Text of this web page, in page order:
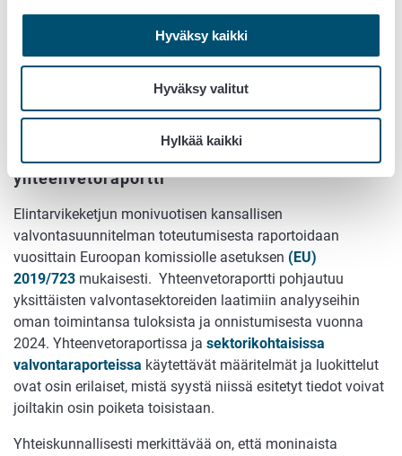
Hyväksy kaikki
Hyväksy valitut
Hylkää kaikki
sairastuneiden määrä oli pienempi kuin vuonna 2023.
Vuonna 2024 norovirus oli aiempien vuosien tapaan yleisin
tunnistettu yksittäinen taudinaiheuttaja
elintarvikevälitteisissä epidemioissa. Sekä raportoitujen
epidemioiden että niissä sairastuneiden henkilöiden
määrät vaihtelevat tyypillisesti eri vuosien välillä.
Euroopan komissiolle toimitettava
yhteenvetoraportti
Elintarvikeketjun monivuotisen kansallisen
valvontasuunnitelman toteutumisesta raportoidaan
vuosittain Euroopan komissiolle asetuksen (EU)
2019/723 mukaisesti. Yhteenvetoraportti pohjautuu
yksittäisten valvontasektoreiden laatimiin analyyseihin
oman toimintansa tuloksista ja onnistumisesta vuonna
2024. Yhteenvetoraportissa ja sektorikohtaisissa
valvontaraporteissa käytettävät määritelmät ja luokittelut
ovat osin erilaiset, mistä syystä niissä esitetyt tiedot voivat
joiltakin osin poiketa toisistaan.
Yhteiskunnallisesti merkittävää on, että moninaista